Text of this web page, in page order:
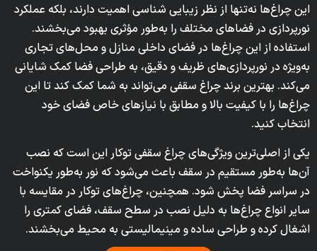
این چراغ‌ها نه‌تنها از نظر زیبایی شناسی اهمیت دارند، بلکه عملکرد
نورپردازی در فضاهای مختلف را به‌طور مؤثری بهبود می‌بخشند.
استفاده از این چراغ‌ها در فضای داخلی منازل و محل‌های تجاری
به‌ویژه در نورپردازی‌های ظریف و دقیق، به طراحی فضا کمک شایانی
می‌کند. بهترین برند چراغ سقفی می‌تواند به شما کمک کند تا این
چراغ‌ها را با کیفیت بالا و مطابق با نیازهای خاص فضای خود
انتخاب کنید.
یکی از اصلی‌ترین ویژگی‌های چراغ سقفی توکار این است که نصب
آن‌ها به‌طور مستقیم در سقف باعث می‌شود که نور به‌طور یکنواخت
در سراسر فضا پخش شود. همچنین، چراغ‌های توکار در مقایسه با
سایر انواع چراغ‌ها به دلیل نصب در سطح سقف، فضای کمتری را
اشغال کرده و طراحی ساده و مینیمالیستی به محیط می‌بخشند.